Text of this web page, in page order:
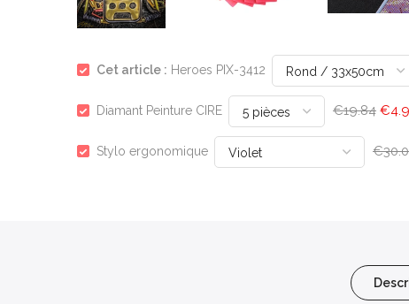
Cet article : Heroes PIX-3412
Diamant Peinture CIRE €19.84
Stylo ergonomique